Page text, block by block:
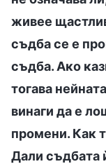
живее
съдба се е
съдба. Ако
тогава
винаги да е
промени. Как
Дали съдбата